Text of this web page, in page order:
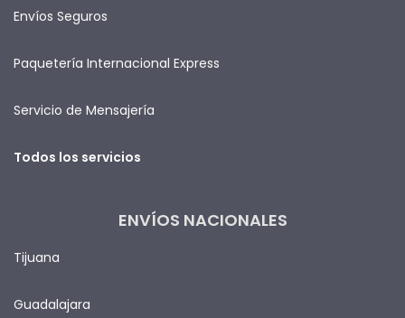
Envíos Seguros
Paquetería Internacional Express
Servicio de Mensajería
Todos los servicios
ENVÍOS NACIONALES
Tijuana
Guadalajara